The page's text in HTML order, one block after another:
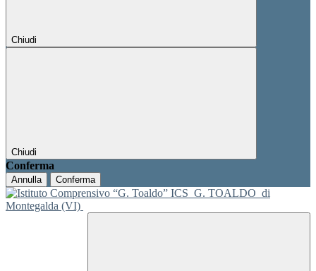
Chiudi
Chiudi
Conferma
Annulla Conferma
ICS G. TOALDO di
Montegalda (VI)